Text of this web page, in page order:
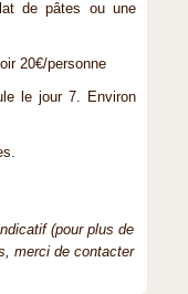
de pâtes ou une
20€/personne
le jour 7. Environ
(pour plus de
merci de contacter